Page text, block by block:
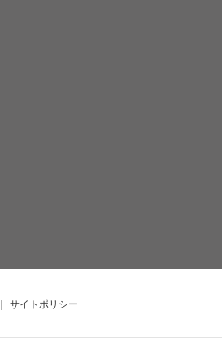
｜ サイトポリシー